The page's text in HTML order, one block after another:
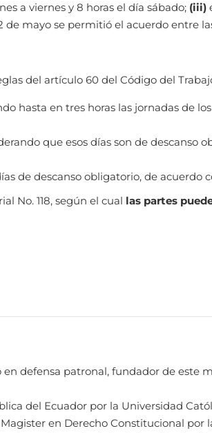
a viernes y 8 horas el día sábado; (iii)
de mayo se permitió el acuerdo entre
del artículo 60 del Código del
hasta en tres horas las jornadas de los
que esos días son de descanso
de descanso obligatorio, de acuerdo
No. 118, según el cual las partes
defensa patronal, fundador de este
del Ecuador por la Universidad
en Derecho Constitucional por